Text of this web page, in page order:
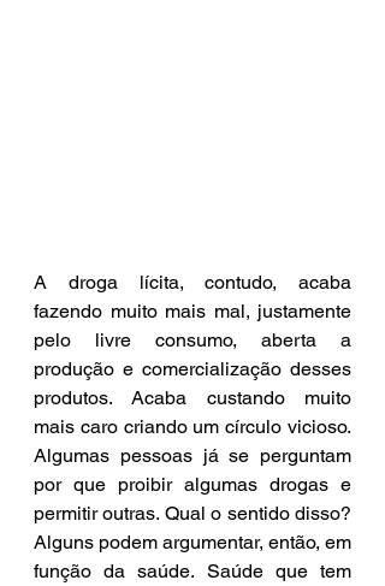
A droga lícita, contudo, acaba
fazendo muito mais mal, justamente
pelo livre consumo, aberta a
produção e comercialização desses
produtos. Acaba custando muito
mais caro criando um círculo vicioso.
Algumas pessoas já se perguntam
por que proibir algumas drogas e
permitir outras. Qual o sentido disso?
Alguns podem argumentar, então, em
função da saúde. Saúde que tem